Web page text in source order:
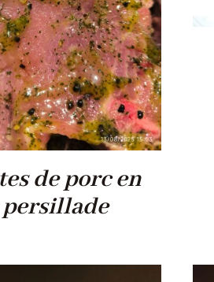
de porc en
persillade